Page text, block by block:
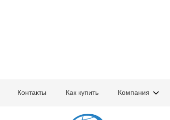
Контакты Как купить Компания
Воздушные шары, все для